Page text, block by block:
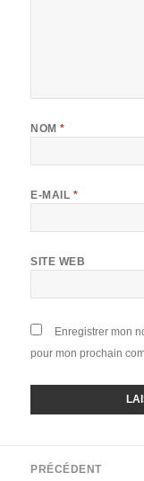
NOM*
E-MAIL *
SITE WEB
Enregistrer mon
pour mon prochain
PRÉCÉDENT